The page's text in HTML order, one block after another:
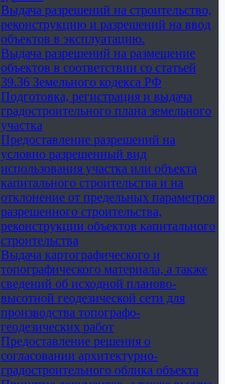
Выдача разрешений на строительство,
реконструкцию и разрешений на ввод
объектов в эксплуатацию.
Выдача разрешений на размещение
объектов в соответствии со статьей
39.36 Земельного кодекса РФ
Подготовка, регистрация и выдача
градостроительного плана земельного
участка
Предоставление разрешений на
условно разрешенный вид
использования участка или объекта
капитального строительства и на
отклонение от предельных параметров
разрешенного строительства,
реконструкции объектов капитального
строительства
Выдача картографического и
топографического материала, а также
сведений об исходной планово-
высотной геодезической сети для
производства топографо-
геодезических работ
Предоставление решения о
согласовании архитектурно-
градостроительного облика объекта